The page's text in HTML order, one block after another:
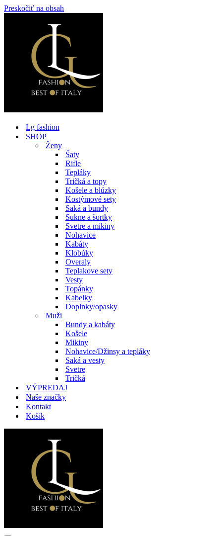
Preskočiť na obsah
Lg fashion
SHOP
Ženy
Šaty
Rifle
Tepláky
Tričká a topy
Košele a blúzky
Kostýmové sety
Saká a bundy
Sukne a šortky
Svetre a mikiny
Nohavice
Kabáty
Klobúky
Overaly
Teplakove sety
Vesty
Topánky
Kabelky
Doplnky/opasky
Muži
Bundy a kabáty
Košele
Mikiny
Nohavice/Džinsy a tepláky
Saká a vesty
Svetre
Tričká
VÝPREDAJ
Naše značky
Kontakt
Košík